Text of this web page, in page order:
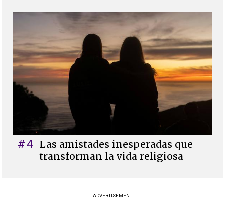
#4 Las amistades inesperadas que
transforman la vida religiosa
ADVERTISEMENT